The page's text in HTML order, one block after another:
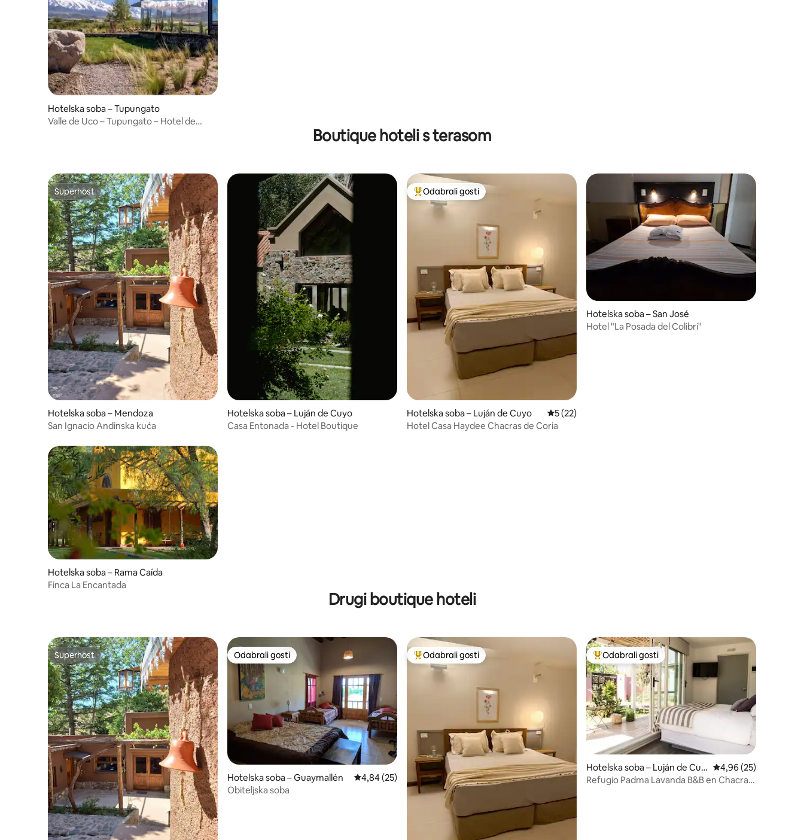
Hotelska soba – Tupungato
Valle de Uco – Tupungato – Hotel de
Boutique hoteli s terasom
Superhost
Superhost
Hotelska soba – Mendoza
San Ignacio Andinska kuća
Hotelska soba – Luján de Cuyo
Casa Entonada - Hotel Boutique
Među najviše rangiranima s oznakom „Odabrali gosti”
Odabrali gosti
Hotelska soba – Luján de Cuyo Prosječna ocjena: 5/5, recenzija: 22
5 (22)
Hotel Casa Haydee Chacras de Coria
Hotelska soba – San José
Hotel "La Posada del Colibrí"
Hotelska soba – Rama Caída
Finca La Encantada
Drugi boutique hoteli
Superhost
Superhost Odabrali gosti
Odabrali gosti
Hotelska soba – Guaymallén Prosječna ocjena: 4,84/5, recenzija: 25
4,84 (25)
Obiteljska soba
Među najviše rangiranima s oznakom „Odabrali gosti”
Odabrali gosti Među najviše rangiranima s oznakom „Odabrali gosti”
Odabrali gosti
Hotelska soba – Luján de Cuy
o
Prosječna ocjena:
4,96 (25)
Refugio Padma Lavanda B&B en Chacras